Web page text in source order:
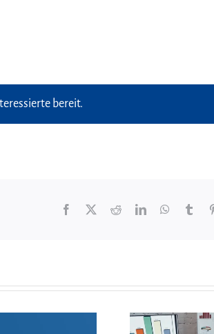
bereit.
Facebook RedditLinkedIn